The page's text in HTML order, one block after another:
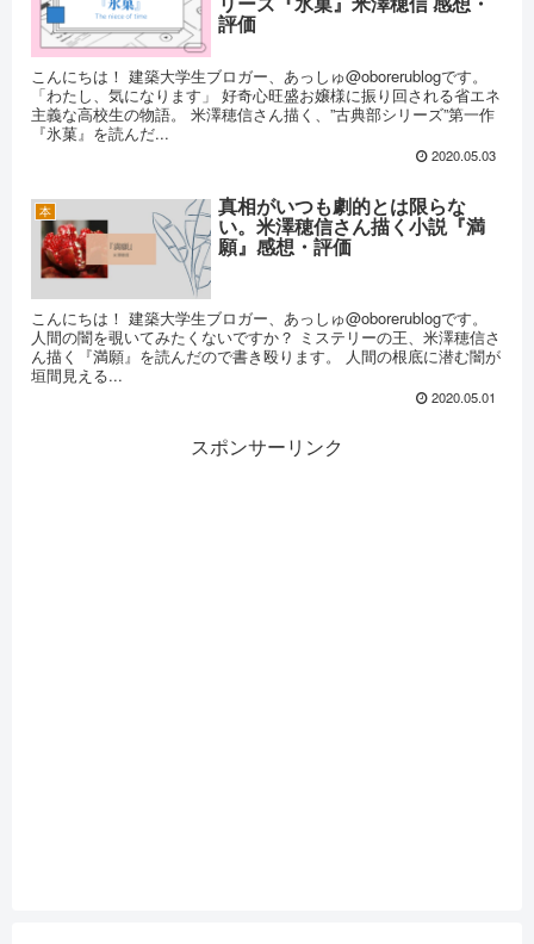
評価
こんにちは！ 建築大学生ブロガー、あっしゅ@oborerublogです。
「わたし、気になります」 好奇心旺盛お嬢様に振り回される省エネ
主義な高校生の物語。 米澤穂信さん描く、”古典部シリーズ”第一作
『氷菓』を読んだ...
2020.05.03
本 真相がいつも劇的とは限らな
い。米澤穂信さん描く小説『満
願』感想・評価
こんにちは！ 建築大学生ブロガー、あっしゅ@oborerublogです。
人間の闇を覗いてみたくないですか？ ミステリーの王、米澤穂信さ
ん描く『満願』を読んだので書き殴ります。 人間の根底に潜む闇が
垣間見える...
2020.05.01
スポンサーリンク